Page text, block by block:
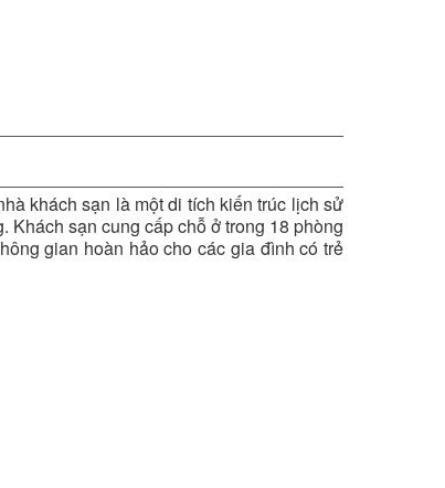
khách sạn là một di tích kiến trúc lịch sử
sạn cung cấp chỗ ở trong 18 phòng
gian hoàn hảo cho các gia đình có trẻ